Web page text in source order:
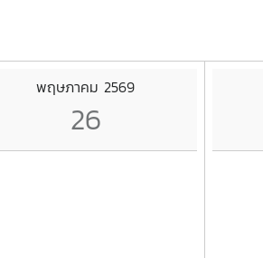
พฤษภาคม 2569
26